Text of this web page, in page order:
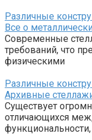
Различные
Все о
Современные
требований, что
физическими
Различные
Архивные
Существует
отличающихся